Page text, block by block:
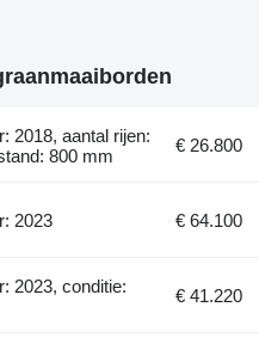
2018, aantal rijen:
800 mm
€ 26.800
2023 € 64.100
2023, conditie:
€ 41.220